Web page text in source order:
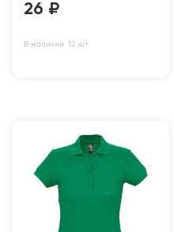
26 ₽
В наличии: 12 шт